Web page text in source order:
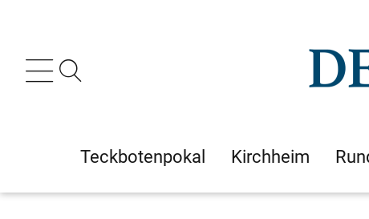
Teckbotenpokal Kirchheim